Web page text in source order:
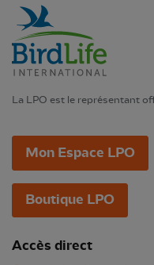
La LPO est le représentant
Mon Espace LPO
Boutique LPO
Accès direct